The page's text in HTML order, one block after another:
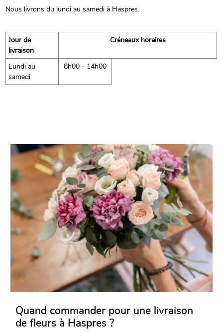
Nous livrons du lundi au samedi à Haspres.
Jour de
livraison
Créneaux horaires
Lundi au
samedi
8h00 - 14h00
Quand commander pour une livraison
de fleurs à Haspres ?